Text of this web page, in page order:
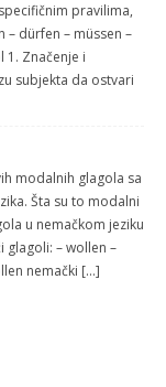
pravilima,
– dürfen – müssen –
1. Značenje i
subjekta da ostvari
modalnih glagola sa
Šta su to modalni
u nemačkom jeziku
glagoli: – wollen –
nemački […]